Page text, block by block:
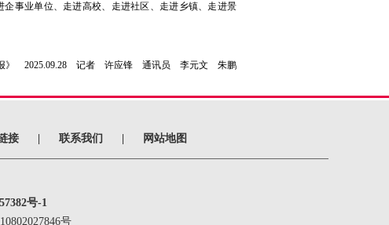
企事业单位、走进高校、走进社区、走进乡镇、走进景
》 2025.09.28 记者 许应锋 通讯员 李元文 朱鹏
接 联系我们 网站地图
号-1
号